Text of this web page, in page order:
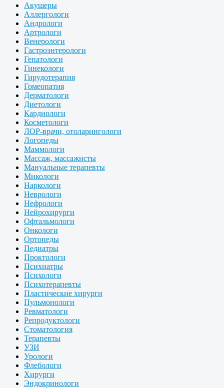
Акушеры
Аллергологи
Андрологи
Артрологи
Венерологи
Гастроэнтерологи
Гепатологи
Гинекологи
Гирудотерапия
Гомеопатия
Дерматологи
Диетологи
Кардиологи
Косметологи
ЛОР-врачи, отоларингологи
Логопеды
Маммологи
Массаж, массажисты
Мануальные терапевты
Микологи
Наркологи
Неврологи
Нефрологи
Нейрохирурги
Офтальмологи
Онкологи
Ортопеды
Педиатры
Проктологи
Психиатры
Психологи
Психотерапевты
Пластические хирурги
Пульмонологи
Ревматологи
Репродуктологи
Стоматология
Терапевты
УЗИ
Урологи
Флебологи
Хирурги
Эндокринологи